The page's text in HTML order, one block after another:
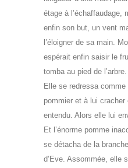
étage à l’échaffaudage,
enfin son but, un vent
l’éloigner de sa main.
espérait enfin saisir le
tomba au pied de l’arbre.
Elle se redressa
pommier et à lui cracher
entendu. Alors elle lui
Et l’énorme pomme
se détacha de la
d’Eve. Assommée, elle